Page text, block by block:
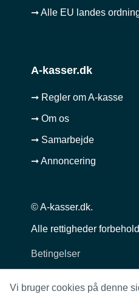
➞ Alle EU landes
A-kasser.dk
➞ Regler om A-kasse
➞ Om os
➞ Samarbejde
➞ Annoncering
© A-kasser.dk.
Alle rettigheder
Betingelser
Vi bruger cookies på denne